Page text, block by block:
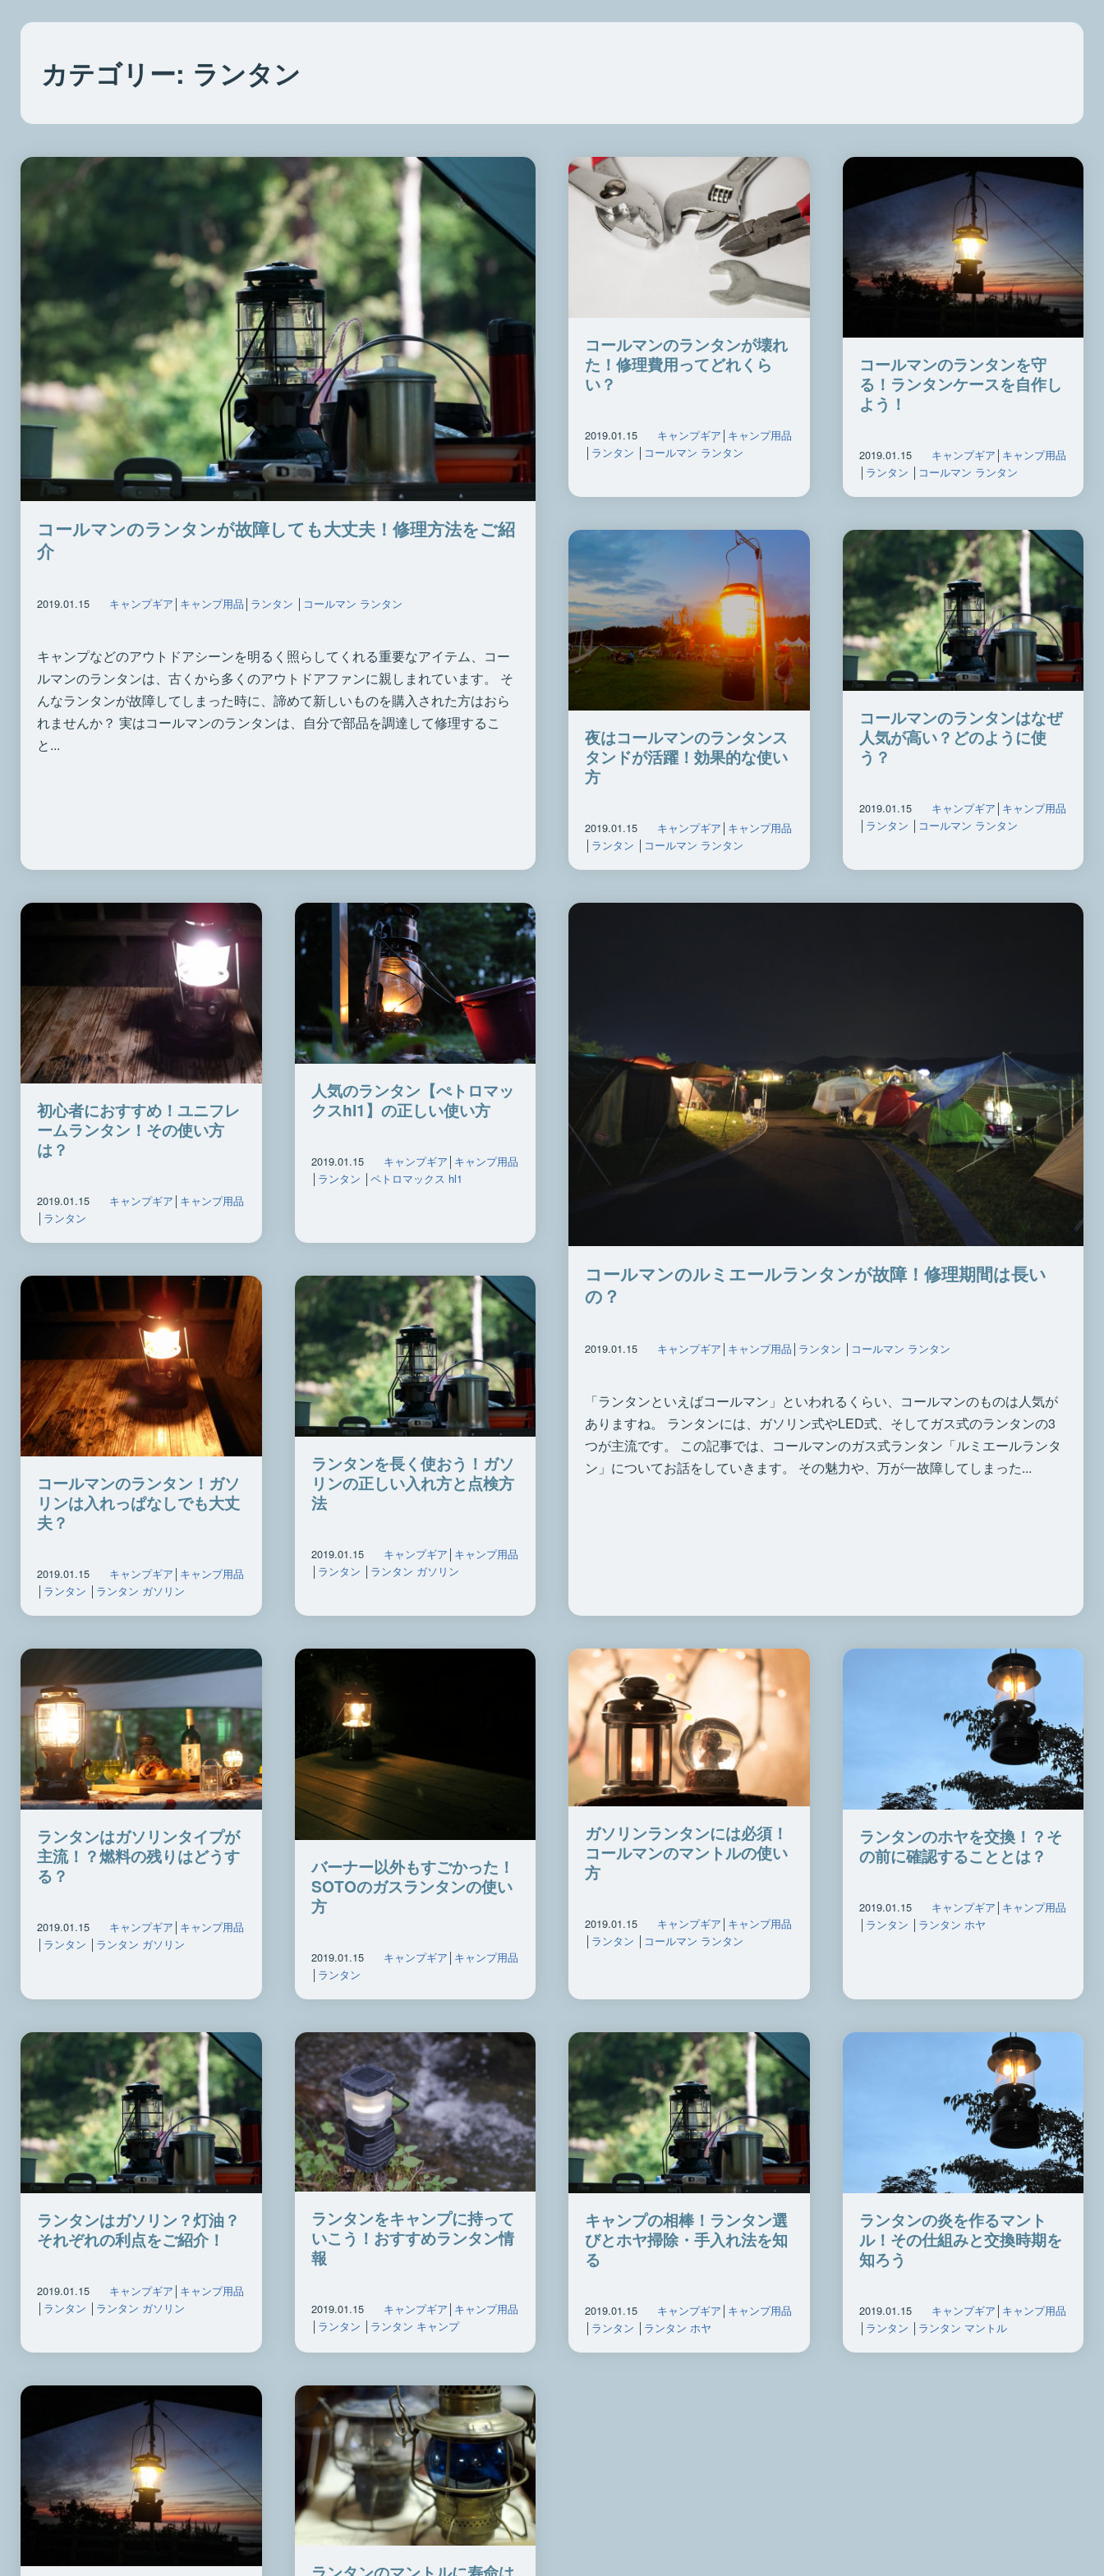
カテゴリー: ランタン
コールマンのランタンが故障しても大丈夫！修理方法をご紹
介
2019.01.15 キャンプギア キャンプ用品 ランタン コールマン ランタン
キャンプなどのアウトドアシーンを明るく照らしてくれる重要なアイテム、コー
ルマンのランタンは、古くから多くのアウトドアファンに親しまれています。 そ
んなランタンが故障してしまった時に、諦めて新しいものを購入された方はおら
れませんか？ 実はコールマンのランタンは、自分で部品を調達して修理するこ
と...
コールマンのランタンが壊れ
た！修理費用ってどれくら
い？
2019.01.15 キャンプギア │ キャンプ用品
│ ランタン │ コールマン ランタン
コールマンのランタンを守
る！ランタンケースを自作し
よう！
2019.01.15 キャンプギア │ キャンプ用品
│ ランタン │ コールマン ランタン
夜はコールマンのランタンス
タンドが活躍！効果的な使い
方
2019.01.15 キャンプギア │ キャンプ用品
│ ランタン │ コールマン ランタン
コールマンのランタンはなぜ
人気が高い？どのように使
う？
2019.01.15 キャンプギア │ キャンプ用品
│ ランタン │ コールマン ランタン
コールマンのルミエールランタンが故障！修理期間は長い
の？
2019.01.15 キャンプギア │ キャンプ用品 │ ランタン │ コールマン ランタン
「ランタンといえばコールマン」といわれるくらい、コールマンのものは人気が
ありますね。 ランタンには、ガソリン式やLED式、そしてガス式のランタンの3
つが主流です。 この記事では、コールマンのガス式ランタン「ルミエールランタ
ン」についてお話をしていきます。 その魅力や、万が一故障してしまった...
初心者におすすめ！ユニフレ
ームランタン！その使い方
は？
2019.01.15 キャンプギア │ キャンプ用品
│ ランタン
人気のランタン【ぺトロマッ
クスhl1】の正しい使い方
2019.01.15 キャンプギア │ キャンプ用品
│ ランタン │ ペトロマックス hl1
コールマンのランタン！ガソ
リンは入れっぱなしでも大丈
夫？
2019.01.15 キャンプギア │ キャンプ用品
│ ランタン │ ランタン ガソリン
ランタンを長く使おう！ガソ
リンの正しい入れ方と点検方
法
2019.01.15 キャンプギア キャンプ用品
ランタン ランタン ガソリン
ランタンはガソリンタイプが
主流！？燃料の残りはどうす
る？
2019.01.15 キャンプギア キャンプ用品
ランタン ランタン ガソリン
バーナー以外もすごかった！
SOTOのガスランタンの使い
方
2019.01.15 キャンプギア │ キャンプ用品
│ ランタン
ガソリンランタンには必須！
コールマンのマントルの使い
方
2019.01.15 キャンプギア キャンプ用品
ランタン コールマン ランタン
ランタンのホヤを交換！？そ
の前に確認することとは？
2019.01.15 キャンプギア │ キャンプ用品
│ ランタン │ ランタン ホヤ
ランタンはガソリン？灯油？
それぞれの利点をご紹介！
2019.01.15 キャンプギア キャンプ用品
ランタン ランタン ガソリン
ランタンをキャンプに持って
いこう！おすすめランタン情
報
2019.01.15 キャンプギア キャンプ用品
ランタン ランタン キャンプ
キャンプの相棒！ランタン選
びとホヤ掃除・手入れ法を知
る
2019.01.15 キャンプギア キャンプ用品
ランタン ランタン ホヤ
ランタンの炎を作るマント
ル！その仕組みと交換時期を
知ろう
2019.01.15 キャンプギア │ キャンプ用品
│ ランタン │ ランタン マントル